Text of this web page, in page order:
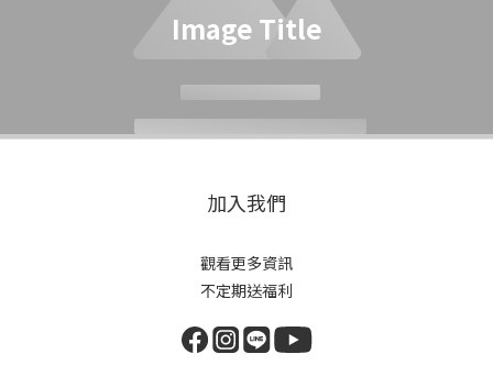
Image Title
加入我們
觀看更多資訊
不定期送福利